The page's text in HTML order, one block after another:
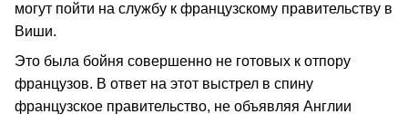
могут пойти на службу к французскому правительству в
Виши.
Это была бойня совершенно не готовых к отпору
французов. В ответ на этот выстрел в спину
французское правительство, не объявляя Англии